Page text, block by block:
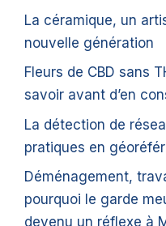
La céramique, un
nouvelle génération
Fleurs de CBD sans
savoir avant d’en
La détection de
pratiques en
Déménagement,
pourquoi le garde
devenu un réflexe à